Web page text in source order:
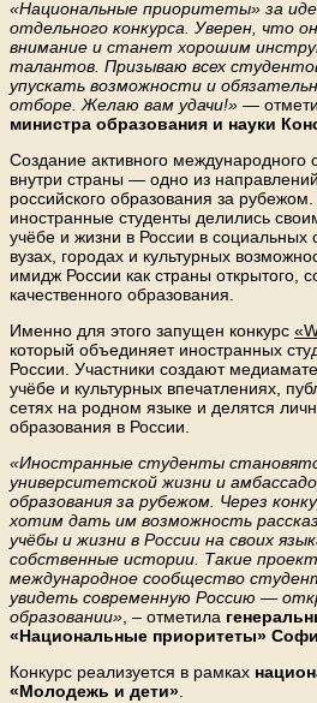
«Национальные приоритеты» за
отдельного конкурса. Уверен, что
внимание и станет хорошим
талантов. Призываю всех
упускать возможности и
отборе. Желаю вам удачи!» —
министра образования и науки
Создание активного международного
внутри страны — одно из
российского образования за
иностранные студенты делились
учёбе и жизни в России в социальных
вузах, городах и культурных
имидж России как страны открытого,
качественного образования.
Именно для этого запущен конкурс
который объединяет иностранных
России. Участники создают
учёбе и культурных впечатлениях,
сетях на родном языке и делятся
образования в России.
«Иностранные студенты
университетской жизни и
образования за рубежом. Через
хотим дать им возможность
учёбы и жизни в России на своих
собственные истории. Такие
международное сообщество
увидеть современную Россию —
образовании», – отметила
«Национальные приоритеты»
Конкурс реализуется в рамках
«Молодежь и дети».